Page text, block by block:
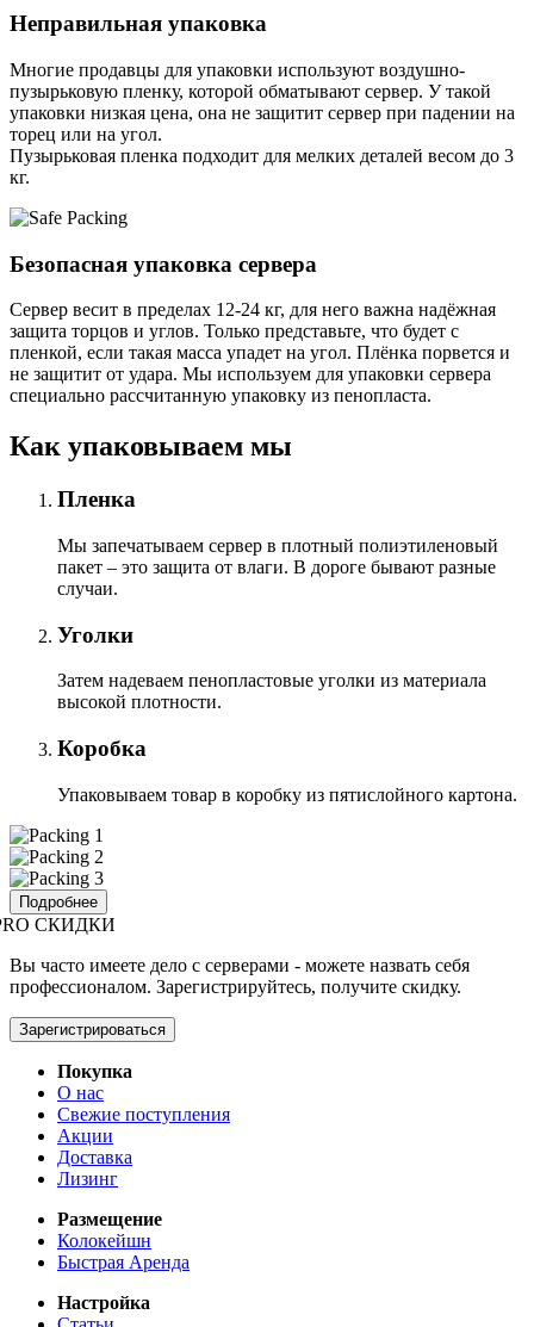
Неправильная упаковка
Многие продавцы для упаковки используют воздушно-
пузырьковую пленку, которой обматывают сервер. У такой
упаковки низкая цена, она не защитит сервер при падении на
торец или на угол.
Пузырьковая пленка подходит для мелких деталей весом до 3
кг.
Безопасная упаковка сервера
Сервер весит в пределах 12-24 кг, для него важна надёжная
защита торцов и углов. Только представьте, что будет с
пленкой, если такая масса упадет на угол. Плёнка порвется и
не защитит от удара. Мы используем для упаковки сервера
специально расcчитанную упаковку из пенопласта.
Как упаковываем мы
Пленка
Мы запечатываем сервер в плотный полиэтиленовый
пакет – это защита от влаги. В дороге бывают разные
случаи.
Уголки
Затем надеваем пенопластовые уголки из материала
высокой плотности.
Коробка
Упаковываем товар в коробку из пятислойного картона.
Подробнее
СКИДКИ
Вы часто имеете дело с серверами - можете назвать себя
профессионалом. Зарегистрируйтесь, получите скидку.
Зарегистрироваться
Покупка
О нас
Свежие поступления
Акции
Доставка
Лизинг
Размещение
Колокейшн
Быстрая Аренда
Настройка